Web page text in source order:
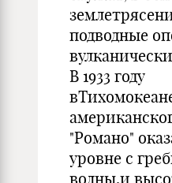
подводные
В 1933 году
"Романо"
уровне с
волны,и